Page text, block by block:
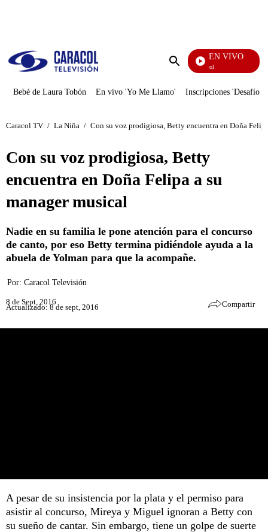
Enviar
EN VIVO
Noticias Caracol
Bebé de Laura Tobón En vivo 'Yo Me Llamo' Inscripciones 'Desafío'
Caracol TV / La Niña / Con su voz prodigiosa, Betty encuentra en Doña
Con su voz prodigiosa, Betty
encuentra en Doña Felipa a su
manager musical
Nadie en su familia le pone atención para el concurso
de canto, por eso Betty termina pidiéndole ayuda a la
abuela de Yolman para que la acompañe.
Por: Caracol Televisión
8 de Sept, 2016
Actualizado: 8 de sept, 2016 Compartir
A pesar de su insistencia por la plata y el permiso para
asistir al concurso, Mireya y Miguel ignoran a Betty con
su sueño de cantar. Sin embargo, tiene un golpe de suerte